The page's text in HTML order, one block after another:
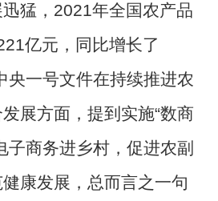
，2021年全国农产品
亿元，同比增长了
央一号文件在持续推进农
展方面，提到实施“数商
子商务进乡村，促进农副
康发展，总而言之一句